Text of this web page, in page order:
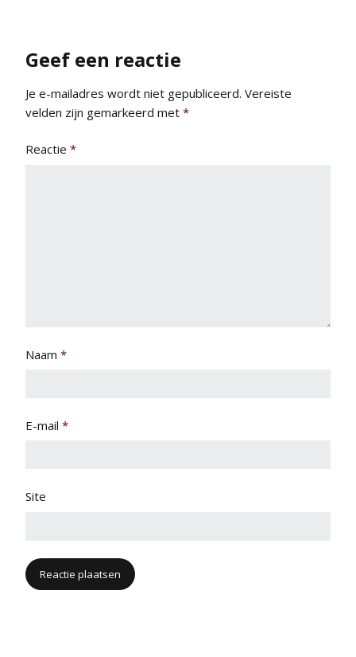
Geef een reactie
Je e-mailadres wordt niet gepubliceerd. Vereiste
velden zijn gemarkeerd met *
Reactie *
Naam *
E-mail *
Site